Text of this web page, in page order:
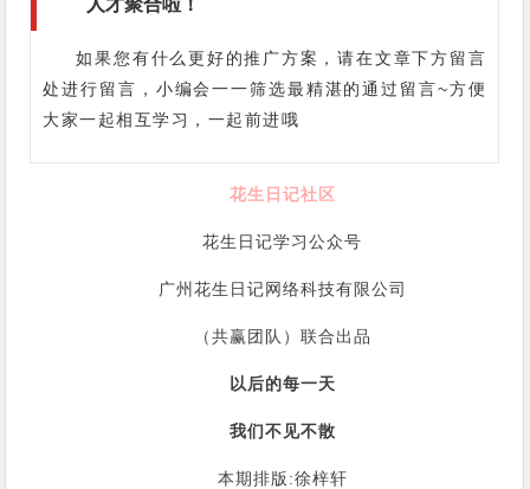
人才聚合啦！
如果您有什么更好的推广方案，请在文章下方留言
处进行留言，小编会一一筛选最精湛的通过留言~方便
大家一起相互学习，一起前进哦
花生日记社区
花生日记学习公众号
广州花生日记网络科技有限公司
（共赢团队）联合出品
以后的每一天
我们不见不散
本期排版:徐梓轩